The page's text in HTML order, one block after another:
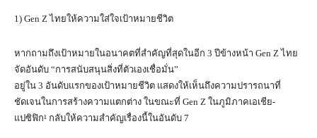
1) Gen Z ไทยให้ความใส่ใจเป้าหมายชีวิต
หากถามถึงเป้าหมายในอนาคตที่สำคัญที่สุดในอีก 3 ปีข้างหน้า Gen Z ไทย
จัดอันดับ “การสนับสนุนสิ่งที่ตัวเองเชื่อมั่น”
อยู่ใน 3 อันดับแรกของเป้าหมายชีวิต แสดงให้เห็นถึงความปรารถนาที่
ชัดเจนในการสร้างความแตกต่าง ในขณะที่ Gen Z ในภูมิภาคเอเชีย-
แปซิฟิก¹ กลับให้ความสำคัญเรื่องนี้ในอันดับ 7